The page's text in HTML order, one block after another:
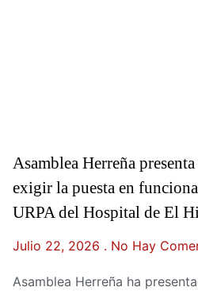
Asamblea Herreña
exigir la puesta en
URPA del Hospital de El
Julio 22, 2026 No Hay
Asamblea Herreña ha